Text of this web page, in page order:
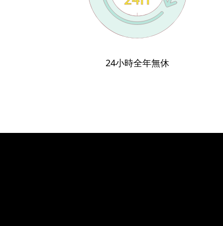
24小時全年無休